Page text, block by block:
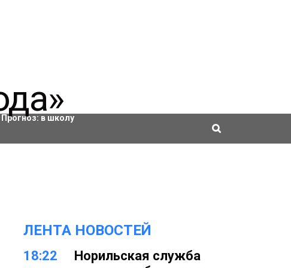
Актировки
Прогноз: в школу
ЛЕНТА НОВОСТЕЙ
18:22
Норильская служба